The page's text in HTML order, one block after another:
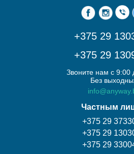
+375 29
+375 29
Звоните нам с 9:00
Без
Частным
+375 29
+375 29
+375 29